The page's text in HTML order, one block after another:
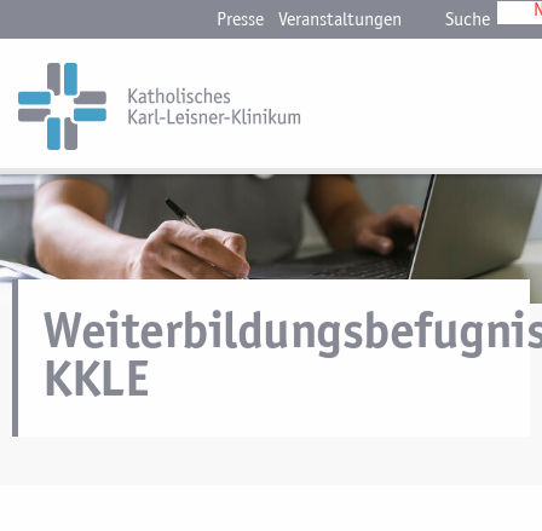
Presse Veranstaltungen Suche
KKLE